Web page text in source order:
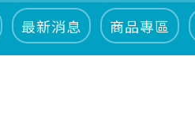
最新消息 商品專區